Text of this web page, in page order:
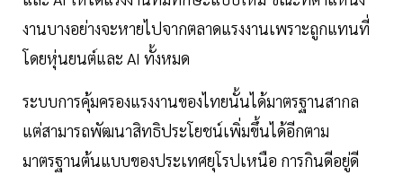
งานบางอย่างจะหายไปจากตลาดแรงงานเพราะถูกแทนที่
โดยหุ่นยนต์และ AI ทั้งหมด
ระบบการคุ้มครองแรงงานของไทยนั้นได้มาตรฐานสากล
แต่สามารถพัฒนาสิทธิประโยชน์เพิ่มขึ้นได้อีกตาม
มาตรฐานต้นแบบของประเทศยุโรปเหนือ การกินดีอยู่ดี